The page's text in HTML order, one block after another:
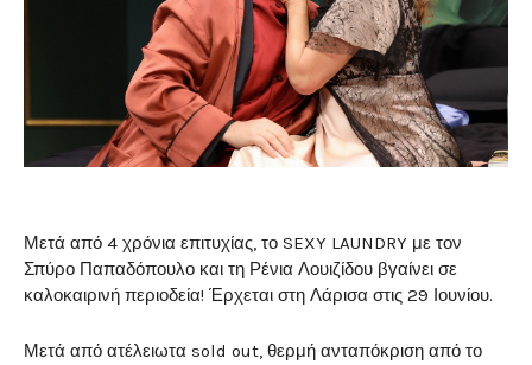
Μετά από 4 χρόνια επιτυχίας, το SEXY LAUNDRY με τον
Σπύρο Παπαδόπουλο και τη Ρένια Λουιζίδου βγαίνει σε
καλοκαιρινή περιοδεία! Έρχεται στη Λάρισα στις 29 Ιουνίου.
Μετά από ατέλειωτα sold out, θερμή ανταπόκριση από το